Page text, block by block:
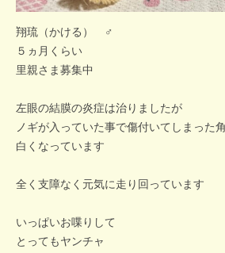
翔琉（かける） ♂
５ヵ月くらい
里親さま募集中
左眼の結膜の炎症は治りましたが
ノギが入っていた事で傷付いてしまった
白くなっています
全く支障なく元気に走り回っています
いっぱいお喋りして
とってもヤンチャ